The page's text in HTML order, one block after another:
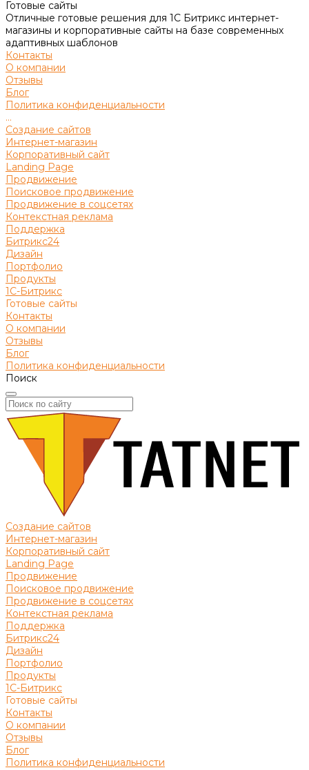
Готовые сайты
Отличные готовые решения для 1С Битрикс интернет-
магазины и корпоративные сайты на базе современных
адаптивных шаблонов
Контакты
О компании
Отзывы
Блог
Политика конфиденциальности
...
Создание сайтов
Интернет-магазин
Корпоративный сайт
Landing Page
Продвижение
Поисковое продвижение
Продвижение в соцсетях
Контекстная реклама
Поддержка
Битрикс24
Дизайн
Портфолио
Продукты
1С-Битрикс
Готовые сайты
Контакты
О компании
Отзывы
Блог
Политика конфиденциальности
Поиск
Создание сайтов
Интернет-магазин
Корпоративный сайт
Landing Page
Продвижение
Поисковое продвижение
Продвижение в соцсетях
Контекстная реклама
Поддержка
Битрикс24
Дизайн
Портфолио
Продукты
1С-Битрикс
Готовые сайты
Контакты
О компании
Отзывы
Блог
Политика конфиденциальности